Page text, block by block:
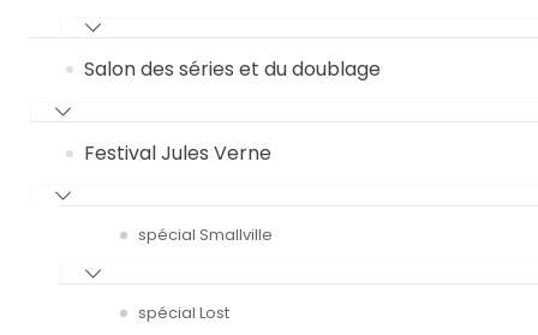
Salon des séries et du doublage
Festival Jules Verne
spécial Smallville
spécial Lost